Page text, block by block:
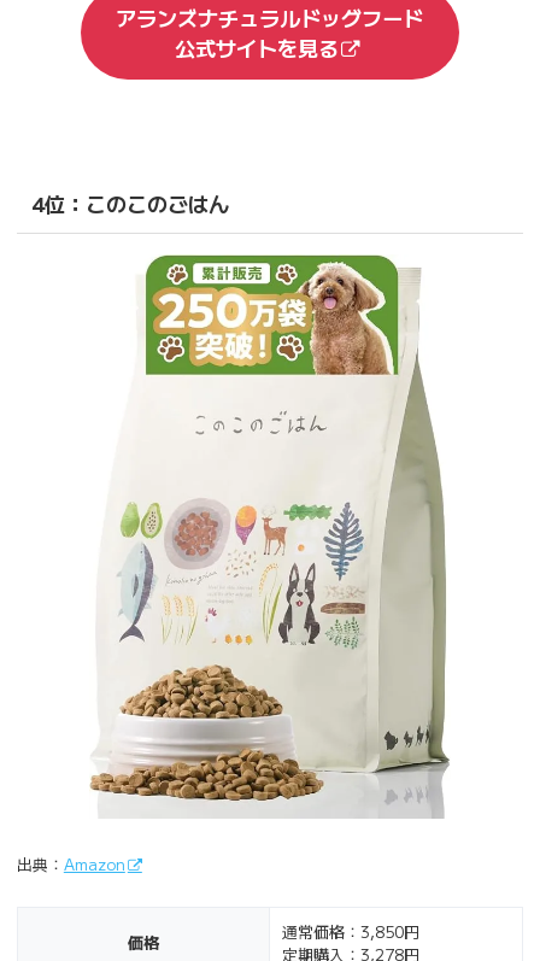
アランズナチュラルドッグフード
公式サイトを見る
4位：このこのごはん
出典： Amazon
価格
通常価格：3,850円
定期購入：3,278円